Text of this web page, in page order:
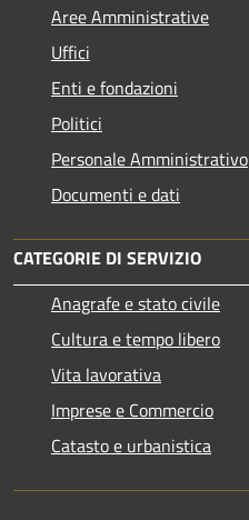
Aree Amministrative
Uffici
Enti e fondazioni
Politici
Personale Amministrativo
Documenti e dati
CATEGORIE DI SERVIZIO
Anagrafe e stato civile
Cultura e tempo libero
Vita lavorativa
Imprese e Commercio
Catasto e urbanistica